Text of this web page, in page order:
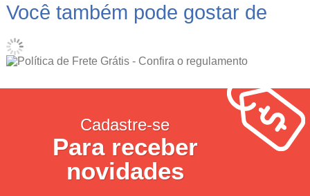
Você também pode gostar de
Cadastre-se
Para receber
novidades